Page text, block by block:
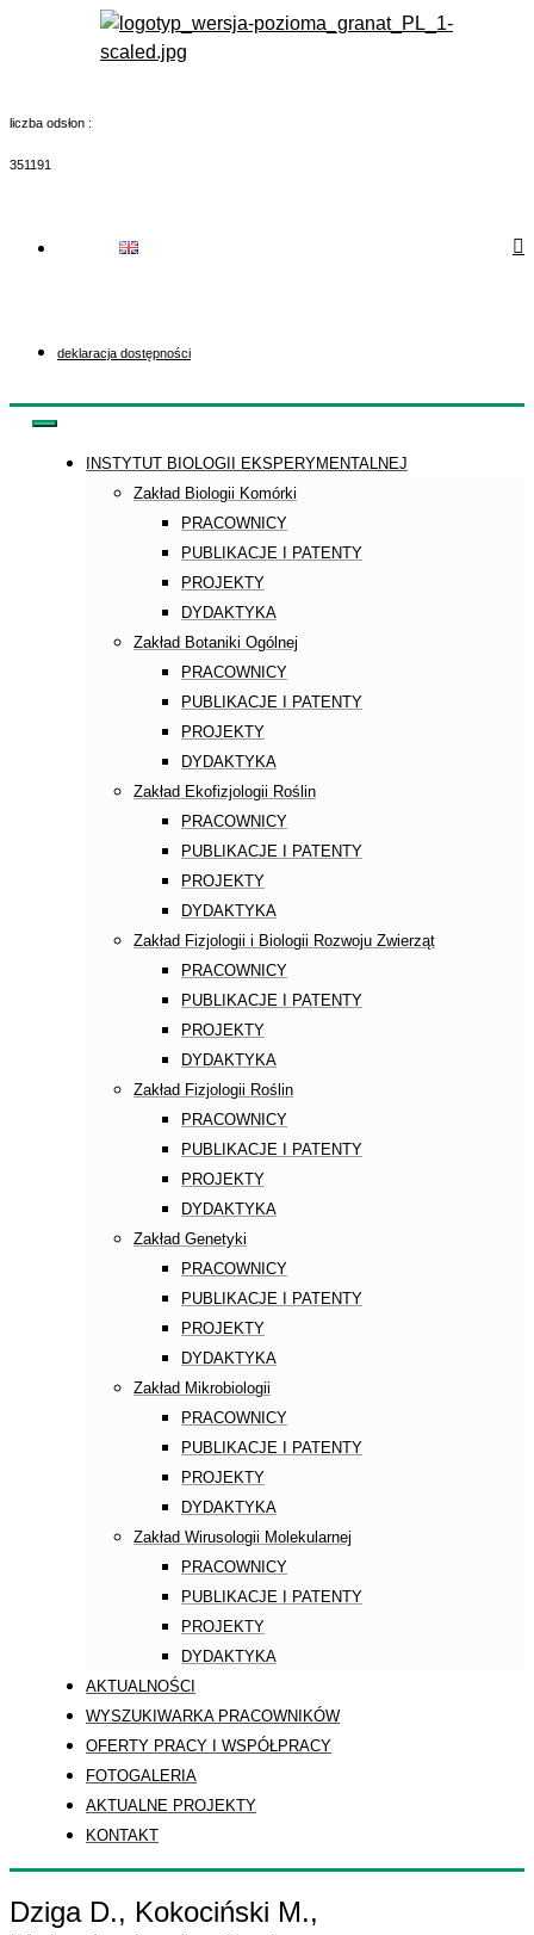
liczba odsłon :
351191
deklaracja dostępności
INSTYTUT BIOLOGII EKSPERYMENTALNEJ
Zakład Biologii Komórki
PRACOWNICY
PUBLIKACJE I PATENTY
PROJEKTY
DYDAKTYKA
Zakład Botaniki Ogólnej
PRACOWNICY
PUBLIKACJE I PATENTY
PROJEKTY
DYDAKTYKA
Zakład Ekofizjologii Roślin
PRACOWNICY
PUBLIKACJE I PATENTY
PROJEKTY
DYDAKTYKA
Zakład Fizjologii i Biologii Rozwoju Zwierząt
PRACOWNICY
PUBLIKACJE I PATENTY
PROJEKTY
DYDAKTYKA
Zakład Fizjologii Roślin
PRACOWNICY
PUBLIKACJE I PATENTY
PROJEKTY
DYDAKTYKA
Zakład Genetyki
PRACOWNICY
PUBLIKACJE I PATENTY
PROJEKTY
DYDAKTYKA
Zakład Mikrobiologii
PRACOWNICY
PUBLIKACJE I PATENTY
PROJEKTY
DYDAKTYKA
Zakład Wirusologii Molekularnej
PRACOWNICY
PUBLIKACJE I PATENTY
PROJEKTY
DYDAKTYKA
AKTUALNOŚCI
WYSZUKIWARKA PRACOWNIKÓW
OFERTY PRACY I WSPÓŁPRACY
FOTOGALERIA
AKTUALNE PROJEKTY
KONTAKT
Dziga D., Kokociński M.,